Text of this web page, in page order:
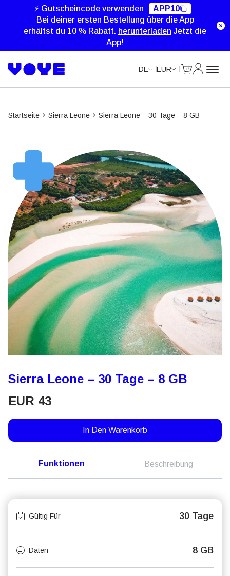
⚡ Gutscheincode verwenden
APP10
Bei deiner ersten Bestellung über die App
erhältst du 10 % Rabatt. herunterladen Jetzt die
App!
DE EUR
Startseite Sierra Leone Sierra Leone – 30 Tage – 8 GB
Sierra Leone – 30 Tage – 8 GB
EUR 43
In Den Warenkorb
Funktionen Beschreibung
Gültig Für 30 Tage
Daten 8 GB